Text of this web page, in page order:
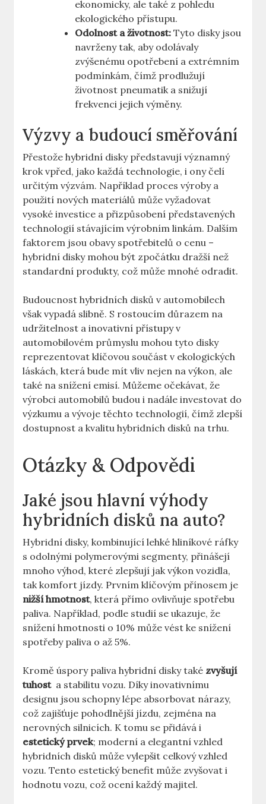
⁤ekonomicky,‍ ale​ také z pohledu
ekologického ​přístupu.
Odolnost a životnost: Tyto⁣ disky jsou
navrženy tak, aby⁤ odolávaly⁤
zvýšenému opotřebení a extrémním
podmínkám, ‍čímž prodlužují
životnost ‍pneumatik a snižují
frekvenci jejich‌ výměny.
Výzvy⁤ a budoucí směřování
Přestože ‌hybridní disky ​představují významný
krok vpřed, jako‍ každá technologie, i ony​ čelí
určitým výzvám. Například⁢ proces výroby a
použití ⁤nových materiálů⁢ může vyžadovat
vysoké investice⁤ a přizpůsobení představených
technologií stávajícím výrobním linkám. Dalším
faktorem jsou obavy spotřebitelů o cenu –‍
hybridní disky​ mohou být ​zpočátku⁤ dražší než
standardní ⁤produkty, což ‌může ⁢mnohé⁢ odradit.
Budoucnost hybridních disků‍ v automobilech
‍však vypadá ‌slibně. S rostoucím ⁣důrazem⁣ na
udržitelnost a inovativní ​přístupy v
automobilovém průmyslu⁣ mohou ​tyto disky
reprezentovat klíčovou součást‍ v ekologických
láskách, ‌která bude ⁢mít vliv nejen na výkon, ale
také ⁣na snížení emisí. Můžeme očekávat, že
⁢výrobci automobilů budou ⁣i nadále ⁣investovat do
‌výzkumu a vývoje těchto technologií, čímž zlepší‌
dostupnost ⁣a kvalitu hybridních disků na trhu.
Otázky ​& Odpovědi
Jaké​ jsou hlavní výhody
hybridních ​disků ‌na auto?
Hybridní​ disky, kombinující lehké hliníkové⁣ ráfky
s odolnými polymerovými​ segmenty,​ přinášejí ​
mnoho výhod,‍ které zlepšují‍ jak ‍výkon‍ vozidla,
tak komfort jízdy. Prvním ‌klíčovým přínosem je
nižší hmotnost, která přímo ovlivňuje spotřebu
⁢paliva. Například, podle studií se ukazuje, že
snížení hmotnosti‌ o 10% může vést ke snížení
spotřeby paliva o až 5%.⁣
Kromě úspory paliva ⁤hybridní disky​ také zvyšují
tuhost‍ a‍ stabilitu​ vozu. Díky​ inovativnímu
‌designu jsou schopny lépe absorbovat ‍nárazy,
což ⁣zajišťuje ⁢pohodlnější jízdu, ⁣zejména na
nerovných silnicích. K⁤ tomu⁢ se přidává i
estetický ‍prvek; moderní a ‍elegantní ⁢vzhled
hybridních⁣ disků ​může vylepšit celkový vzhled
⁤vozu.‍ Tento estetický benefit může ‌zvyšovat ‍i
hodnotu⁤ vozu, což ocení ‍každý majitel.